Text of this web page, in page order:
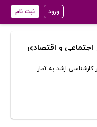
ورود ثبت نام
اجتماعی و اقتصادی
ارشد به آمار